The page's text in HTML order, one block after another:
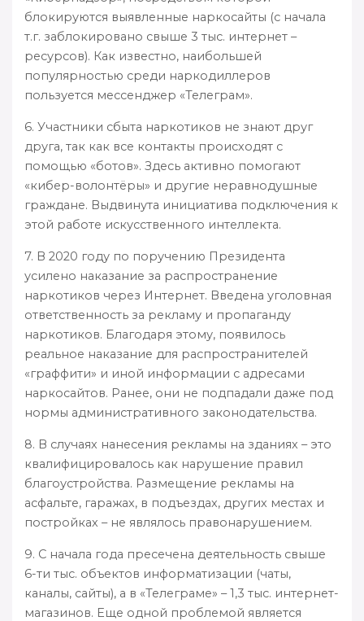
блокируются выявленные наркосайты (с начала
т.г. заблокировано свыше 3 тыс. интернет –
ресурсов). Как известно, наибольшей
популярностью среди наркодиллеров
пользуется мессенджер «Телеграм».
6. Участники сбыта наркотиков не знают друг
друга, так как все контакты происходят с
помощью «ботов». Здесь активно помогают
«кибер-волонтёры» и другие неравнодушные
граждане. Выдвинута инициатива подключения к
этой работе искусственного интеллекта.
7. В 2020 году по поручению Президента
усилено наказание за распространение
наркотиков через Интернет. Введена уголовная
ответственность за рекламу и пропаганду
наркотиков. Благодаря этому, появилось
реальное наказание для распространителей
«граффити» и иной информации с адресами
наркосайтов. Ранее, они не подпадали даже под
нормы административного законодательства.
8. В случаях нанесения рекламы на зданиях – это
квалифицировалось как нарушение правил
благоустройства. Размещение рекламы на
асфальте, гаражах, в подъездах, других местах и
постройках – не являлось правонарушением.
9. С начала года пресечена деятельность свыше
6-ти тыс. объектов информатизации (чаты,
каналы, сайты), а в «Телеграме» – 1,3 тыс. интернет-
магазинов. Еще одной проблемой является